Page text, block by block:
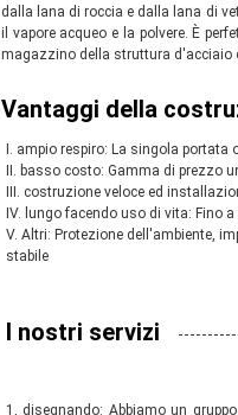
dalla lana di roccia e dalla lana di
il vapore acqueo e la polvere. È
magazzino della struttura d'acciaio
Vantaggi della
I. ampio respiro: La singola
II. basso costo: Gamma di prezzo
III. costruzione veloce ed
IV. lungo facendo uso di vita: Fino
V. Altri: Protezione dell'ambiente,
stabile
I nostri servizi
1, disegnando: Abbiamo un